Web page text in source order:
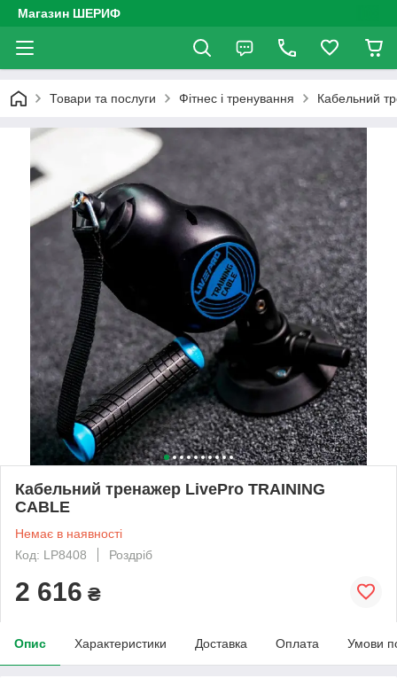
Магазин ШЕРИФ
Товари та послуги Фітнес і тренування Кабельний
Кабельний тренажер LivePro TRAINING
CABLE
Немає в наявності
Код: LP8408
Роздріб
2 616 ₴
Опис Характеристики Доставка Оплата Умови